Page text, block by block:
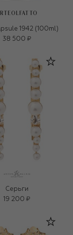
1942 (100ml)
38 500 ₽
Серьги
19 200 ₽